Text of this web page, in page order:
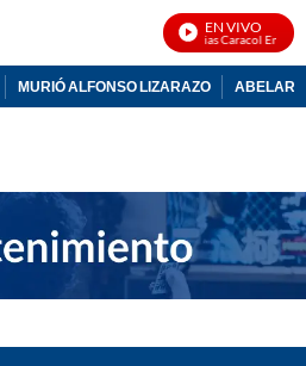
EN VIVO
Noticias Caracol En Vivo
MURIÓ ALFONSO LIZARAZO